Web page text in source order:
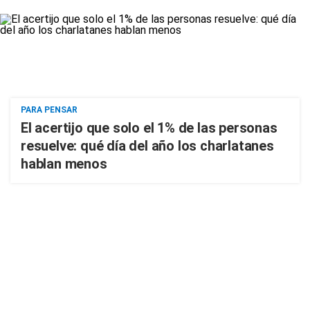
PARA PENSAR
El acertijo que solo el 1% de las personas
resuelve: qué día del año los charlatanes
hablan menos